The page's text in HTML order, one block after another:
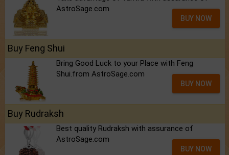
AstroSage.com
BUY NOW
Buy Feng Shui
Bring Good Luck to your Place with Feng
Shui.from AstroSage.com
BUY NOW
Buy Rudraksh
Best quality Rudraksh with assurance of
AstroSage.com
BUY NOW